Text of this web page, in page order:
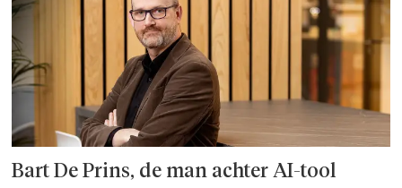
Bart De Prins, de man achter AI-tool